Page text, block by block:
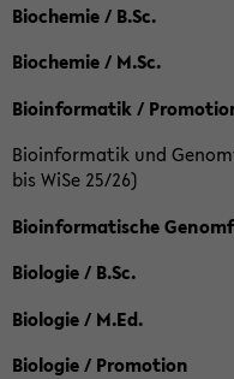
Biochemie / B.Sc.
Biochemie / M.Sc.
Bioinformatik /
Bioinformatik und
bis WiSe 25/26)
Bioinformatische
Biologie / B.Sc.
Biologie / M.Ed.
Biologie / Promotion